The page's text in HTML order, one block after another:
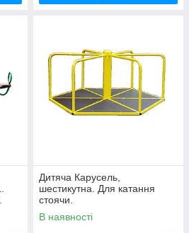
Дитяча Карусель,
шестикутна. Для катання
стоячи.
В наявності